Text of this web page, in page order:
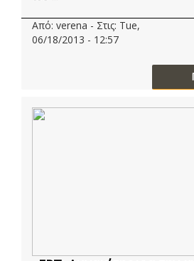
Από: verena - Στις: Tue,
06/18/2013 - 12:57